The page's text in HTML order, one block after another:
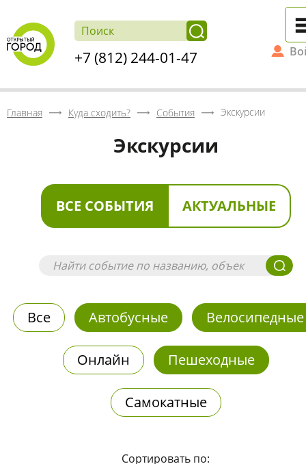
+7 (812) 244-01-47
Главная Куда сходить? События Экскурсии
Экскурсии
ВСЕ СОБЫТИЯ АКТУАЛЬНЫЕ
Все Автобусные Велосипедные
Онлайн Пешеходные
Самокатные
Сортировать по: